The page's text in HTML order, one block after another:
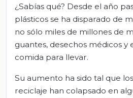
¿Sabías qué? Desde el año
plásticos se ha disparado de
no sólo miles de millones de
guantes, desechos médicos y
comida para llevar.
Su aumento ha sido tal que
reciclaje han colapsado en